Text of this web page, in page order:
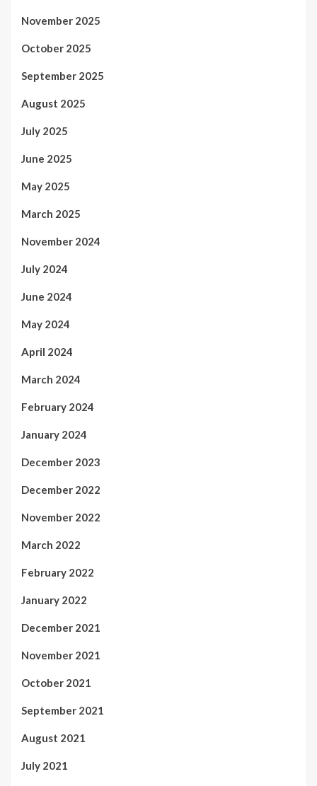
November 2025
October 2025
September 2025
August 2025
July 2025
June 2025
May 2025
March 2025
November 2024
July 2024
June 2024
May 2024
April 2024
March 2024
February 2024
January 2024
December 2023
December 2022
November 2022
March 2022
February 2022
January 2022
December 2021
November 2021
October 2021
September 2021
August 2021
July 2021